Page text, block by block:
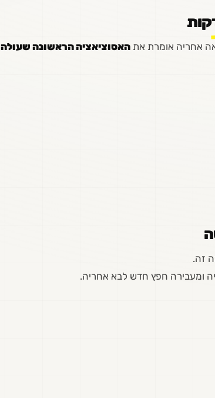
אחריה אומרת את האסוציאציה הראשונה שעולה
זה.
ומעבירה חפץ חדש לבא אחריה.